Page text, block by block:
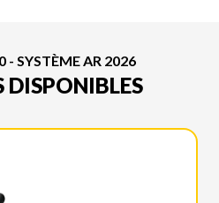
- SYSTÈME AR 2026
DISPONIBLES